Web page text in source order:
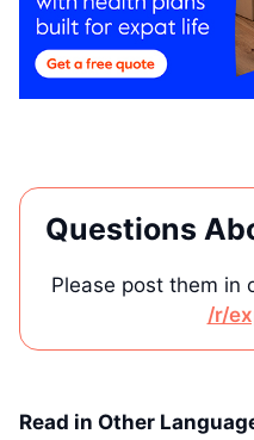
Questions
Please post them in
/r/
Read in Other